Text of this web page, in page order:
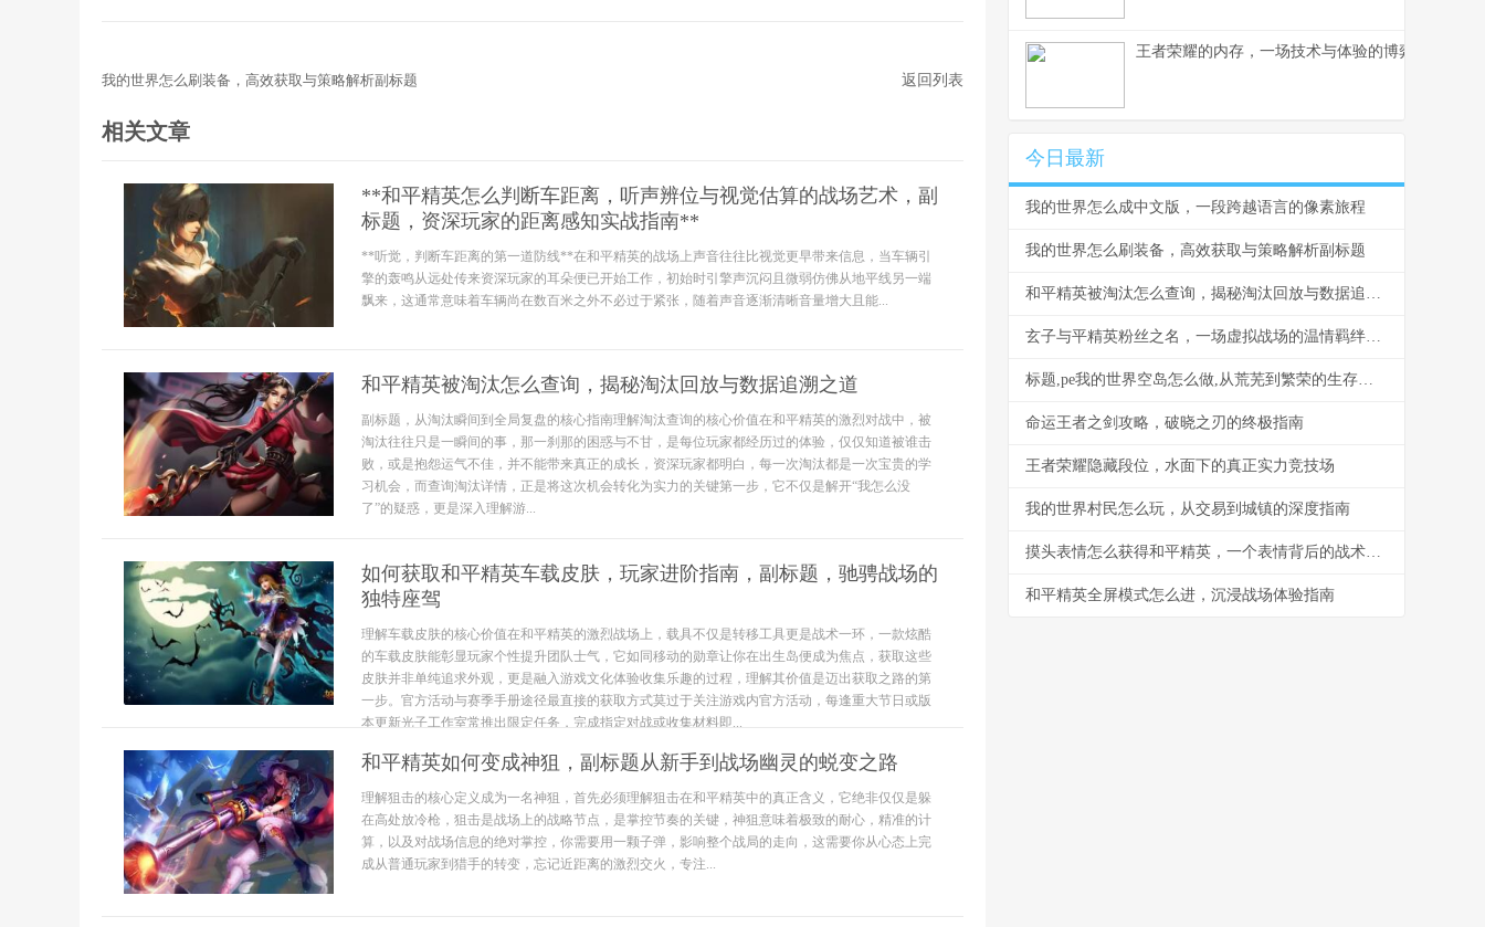
我的世界怎么刷装备，高效获取与策略解析副标题 返回列表
相关文章
**和平精英怎么判断车距离，听声辨位与视觉估算的战场艺术，副
标题，资深玩家的距离感知实战指南**
**听觉，判断车距离的第一道防线**在和平精英的战场上声音往往比视觉更早带来信息，当车辆引
擎的轰鸣从远处传来资深玩家的耳朵便已开始工作，初始时引擎声沉闷且微弱仿佛从地平线另一端
飘来，这通常意味着车辆尚在数百米之外不必过于紧张，随着声音逐渐清晰音量增大且能...
和平精英被淘汰怎么查询，揭秘淘汰回放与数据追溯之道
副标题，从淘汰瞬间到全局复盘的核心指南理解淘汰查询的核心价值在和平精英的激烈对战中，被
淘汰往往只是一瞬间的事，那一刹那的困惑与不甘，是每位玩家都经历过的体验，仅仅知道被谁击
败，或是抱怨运气不佳，并不能带来真正的成长，资深玩家都明白，每一次淘汰都是一次宝贵的学
习机会，而查询淘汰详情，正是将这次机会转化为实力的关键第一步，它不仅是解开“我怎么没
了”的疑惑，更是深入理解游...
如何获取和平精英车载皮肤，玩家进阶指南，副标题，驰骋战场的
独特座驾
理解车载皮肤的核心价值在和平精英的激烈战场上，载具不仅是转移工具更是战术一环，一款炫酷
的车载皮肤能彰显玩家个性提升团队士气，它如同移动的勋章让你在出生岛便成为焦点，获取这些
皮肤并非单纯追求外观，更是融入游戏文化体验收集乐趣的过程，理解其价值是迈出获取之路的第
一步。官方活动与赛季手册途径最直接的获取方式莫过于关注游戏内官方活动，每逢重大节日或版
本更新光子工作室常推出限定任务，完成指定对战或收集材料即...
和平精英如何变成神狙，副标题从新手到战场幽灵的蜕变之路
理解狙击的核心定义成为一名神狙，首先必须理解狙击在和平精英中的真正含义，它绝非仅仅是躲
在高处放冷枪，狙击是战场上的战略节点，是掌控节奏的关键，神狙意味着极致的耐心，精准的计
算，以及对战场信息的绝对掌控，你需要用一颗子弹，影响整个战局的走向，这需要你从心态上完
成从普通玩家到猎手的转变，忘记近距离的激烈交火，专注...
王者荣耀的内存，一场技术与体验的博弈，副标
今日最新
我的世界怎么成中文版，一段跨越语言的像素旅程
我的世界怎么刷装备，高效获取与策略解析副标题
和平精英被淘汰怎么查询，揭秘淘汰回放与数据追溯之道
玄子与平精英粉丝之名，一场虚拟战场的温情羁绊，副标题，当枪火遇见星光，我们以名为盟
标题,pe我的世界空岛怎么做,从荒芜到繁荣的生存艺术
命运王者之剑攻略，破晓之刃的终极指南
王者荣耀隐藏段位，水面下的真正实力竞技场
我的世界村民怎么玩，从交易到城镇的深度指南
摸头表情怎么获得和平精英，一个表情背后的战术世界
和平精英全屏模式怎么进，沉浸战场体验指南